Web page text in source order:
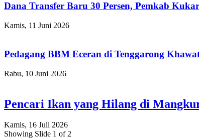
Dana Transfer Baru 30 Persen, Pemkab
Kamis, 11 Juni 2026
Pedagang BBM Eceran di Tenggarong
Rabu, 10 Juni 2026
Pencari Ikan yang Hilang di
Kamis, 16 Juli 2026
Showing Slide 1 of 2